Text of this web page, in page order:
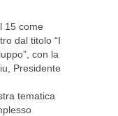
15 come
dal titolo “I
con la
Presidente
tematica